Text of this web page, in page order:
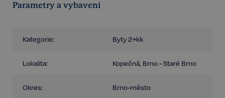
Další úložné prostory se nachází ve vstupní chodbě.
Vratná kauce je výši 66 248 Kč.
dohodě.
Parametry a vybavení
Kategorie: Byty 2+kk
Lokalita: Kopečná, Brno - Staré Brno
Okres: Brno-město